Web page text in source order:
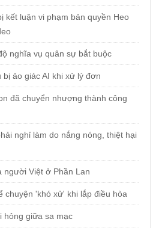
kết luận vi phạm bản quyền Heo
nghĩa vụ quân sự bắt buộc
ảo giác AI khi xử lý đơn
đã chuyển nhượng thành công
nghỉ làm do nắng nóng, thiệt hại
người Việt ở Phần Lan
chuyện 'khó xử' khi lắp điều hòa
hỏng giữa sa mạc